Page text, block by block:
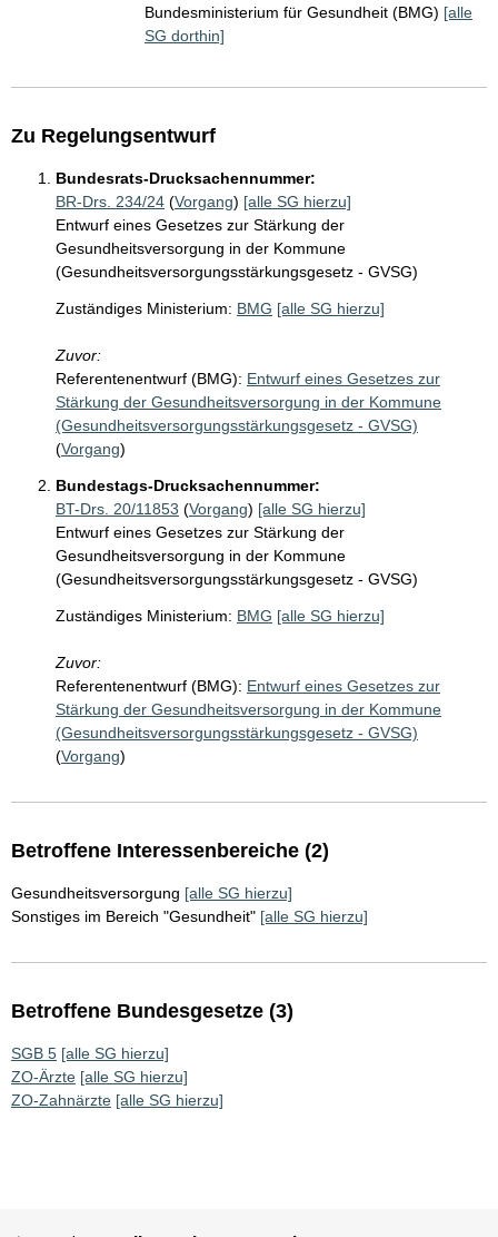
Bundesministerium für Gesundheit (BMG) [alle
SG dorthin]
Zu Regelungsentwurf
Bundesrats-Drucksachennummer:
BR-Drs. 234/24 (Vorgang) [alle SG hierzu]
Entwurf eines Gesetzes zur Stärkung der
Gesundheitsversorgung in der Kommune
(Gesundheitsversorgungsstärkungsgesetz - GVSG)
Zuständiges Ministerium: BMG [alle SG hierzu]
Zuvor:
Referentenentwurf (BMG): Entwurf eines Gesetzes zur
Stärkung der Gesundheitsversorgung in der Kommune
(Gesundheitsversorgungsstärkungsgesetz - GVSG)
(Vorgang)
Bundestags-Drucksachennummer:
BT-Drs. 20/11853 (Vorgang) [alle SG hierzu]
Entwurf eines Gesetzes zur Stärkung der
Gesundheitsversorgung in der Kommune
(Gesundheitsversorgungsstärkungsgesetz - GVSG)
Zuständiges Ministerium: BMG [alle SG hierzu]
Zuvor:
Referentenentwurf (BMG): Entwurf eines Gesetzes zur
Stärkung der Gesundheitsversorgung in der Kommune
(Gesundheitsversorgungsstärkungsgesetz - GVSG)
(Vorgang)
Betroffene Interessenbereiche (2)
Gesundheitsversorgung [alle SG hierzu]
Sonstiges im Bereich "Gesundheit" [alle SG hierzu]
Betroffene Bundesgesetze (3)
SGB 5 [alle SG hierzu]
ZO-Ärzte [alle SG hierzu]
ZO-Zahnärzte [alle SG hierzu]